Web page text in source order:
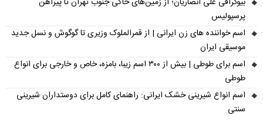
پرسپولیس
اسم خواننده های زن ایرانی | از قمرالملوک وزیری تا گوگوش و نسل جدید
موسیقی ایران
اسم برای طوطی | بیش از ۳۰۰ اسم زیبا، بامزه، خاص و خارجی برای انواع
طوطی
اسم انواع شیرینی خشک ایرانی: راهنمای کامل برای دوستداران شیرینی
سنتی